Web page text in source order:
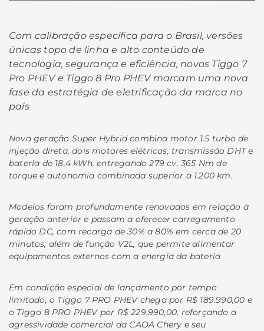
Com calibração específica para o Brasil, versões
únicas topo de linha e alto conteúdo de
tecnologia, segurança e eficiência, novos Tiggo 7
Pro PHEV e Tiggo 8 Pro PHEV marcam uma nova
fase da estratégia de eletrificação da marca no
país
Nova geração Super Hybrid combina motor 1.5 turbo de
injeção direta, dois motores elétricos, transmissão DHT e
bateria de 18,4 kWh, entregando 279 cv, 365 Nm de
torque e autonomia combinada superior a 1.200 km.
Modelos foram profundamente renovados em relação à
geração anterior e passam a oferecer carregamento
rápido DC, com recarga de 30% a 80% em cerca de 20
minutos, além de função V2L, que permite alimentar
equipamentos externos com a energia da bateria
Em condição especial de lançamento por tempo
limitado, o Tiggo 7 PRO PHEV chega por R$ 189.990,00 e
o Tiggo 8 PRO PHEV por R$ 229.990,00, reforçando a
agressividade comercial da CAOA Chery e seu